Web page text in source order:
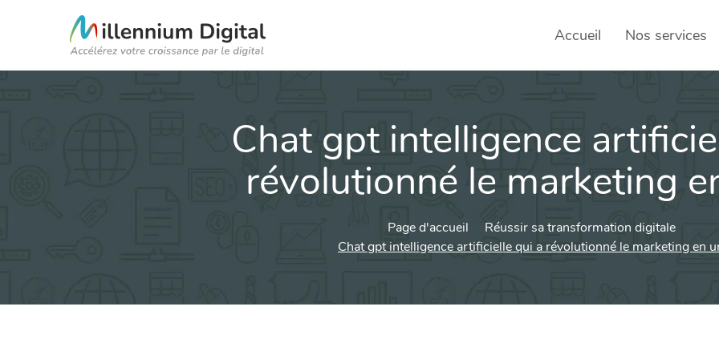
Accueil Nos services
SEO
Chat gpt intelligence
révolutionné le marketing
Page d'accueil
Réussir sa transformation digitale
Chat gpt intelligence artificielle qui a révolutionné le marketing en